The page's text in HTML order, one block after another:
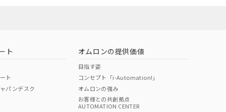
ト
ト
パンデスク
オムロンの提供価値
目指す姿
コンセプト「i-Automation!」
オムロンの強み
お客様との共創拠点
AUTOMATION CENTER